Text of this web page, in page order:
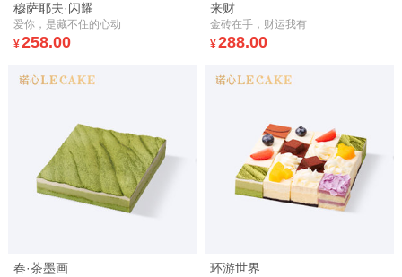
穆萨耶夫·闪耀
爱你，是藏不住的心动
¥258.00
来财
金砖在手，财运我有
¥288.00
春·茶墨画 环游世界